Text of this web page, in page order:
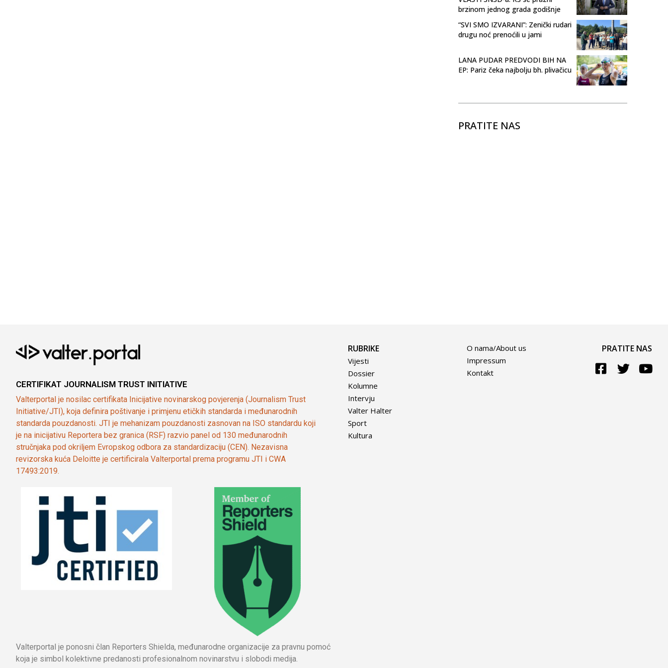
brzinom jednog grada godišnje
“SVI SMO IZVARANI”: Zenički rudari
drugu noć prenoćili u jami
LANA PUDAR PREDVODI BIH NA
EP: Pariz čeka najbolju bh. plivačicu
PRATITE NAS
CERTIFIKAT JOURNALISM TRUST INITIATIVE
Valterportal je nosilac certifikata Inicijative novinarskog povjerenja (Journalism Trust
Initiative/JTI), koja definira poštivanje i primjenu etičkih standarda i međunarodnih
standarda pouzdanosti. JTI je mehanizam pouzdanosti zasnovan na ISO standardu koji
je na inicijativu Reportera bez granica (RSF) razvio panel od 130 međunarodnih
stručnjaka pod okriljem Evropskog odbora za standardizaciju (CEN). Nezavisna
revizorska kuća Deloitte je certificirala Valterportal prema programu JTI i CWA
17493:2019.
Valterportal je ponosni član Reporters Shielda, međunarodne organizacije za pravnu pomoć
koja je simbol kolektivne predanosti profesionalnom novinarstvu i slobodi medija.
RUBRIKE
Vijesti
Dossier
Kolumne
Intervju
Valter Halter
Sport
Kultura
O nama/About us
Impressum
Kontakt
PRATITE NAS